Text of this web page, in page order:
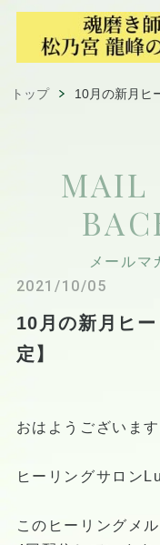
トップ 10月の新月ヒ
MAIL
メールマ
2021/10/05
10月の新月ヒ
定】
おはようございま
ヒーリングサロン
このヒーリングメ